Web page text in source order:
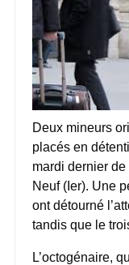
Deux mineurs
placés en
mardi dernier
Neuf (Ier). Une
ont détourné
tandis que le
L’octogénaire,